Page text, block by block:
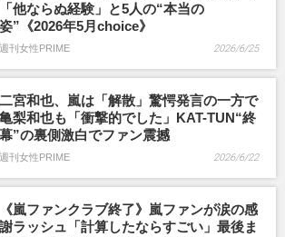
「他ならぬ経験」と5人の“本当の
姿”《2026年5月choice》
週刊女性PRIME 2026/6/25
二宮和也、嵐は「解散」驚愕発言の一方で
亀梨和也も「衝撃的でした」KAT-TUN“終
幕”の裏側激白でファン震撼
週刊女性PRIME 2026/6/22
《嵐ファンクラブ終了》嵐ファンが涙の感
謝ラッシュ「計算したならすごい」最後ま